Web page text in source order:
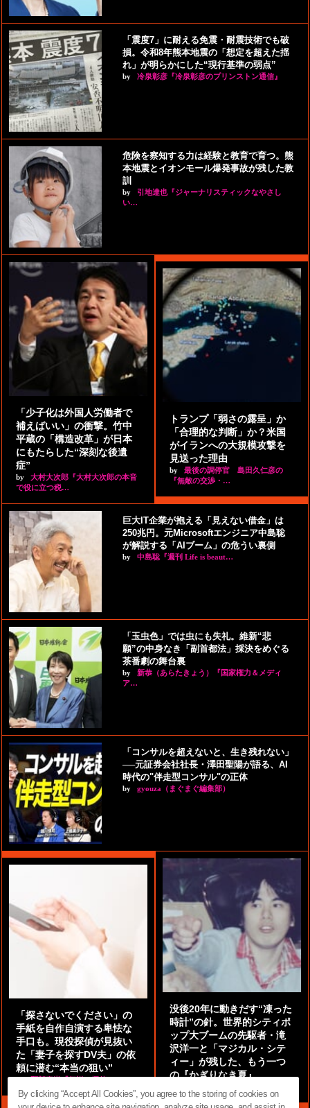
「震度7」に耐える免震・耐震技術でも破
損。令和8年熊本地震の「想定を超えた揺
れ」が明らかにした“現行基準の弱点”
by 冷泉彰彦『冷泉彰彦のプリンストン通信』
危険を察知する力は経験と教育で育つ。熊
本地震とイオンモール爆発事故が残した教
訓
by
引地達也『ジャーナリスティックなやさし
い…
「少子化は外国人労働者で
補えばいい」の衝撃。竹中
平蔵の「構造改革」が日本
にもたらした“深刻な後遺
症”
by
大村大次郎『大村大次郎の本音
で役に立つ税…
トランプ「弱さの露呈」か
「合理的な判断」か？米国
がイランへの大規模攻撃を
見送った理由
by
最後の調停官 島田久仁彦の
『無敵の交渉・…
巨大IT企業が抱える「見えない借金」は
250兆円。元Microsoftエンジニア中島聡
が解説する「AIブーム」の危うい裏側
by 中島聡『週刊 Life is beaut…
「玉虫色」では虫にも失礼。維新“悲
願”の中身なき「副首都法」採決をめぐる
茶番劇の舞台裏
by
新恭（あらたきょう）『国家権力＆メディ
ア…
「コンサルを超えないと、生き残れない」
──元証券会社社長・澤田聖陽が語る、AI
時代の"伴走型コンサル"の正体
by gyouza（まぐまぐ編集部）
「探さないでください」の
手紙を自作自演する卑怯な
手口も。現役探偵が見抜い
た「妻子を探すDV夫」の依
頼に潜む“本当の狙い”
by 阿部泰尚『伝説の探偵』
没後20年に動きだす“凍った
時計”の針。世界的シティポ
ップ大ブームの先駆者・滝
沢洋一と「マジカル・シテ
ィー」が残した、もう一つ
の『かぎりなき夏』
By clicking “Accept All Cookies”, you agree to the storing of cookies on